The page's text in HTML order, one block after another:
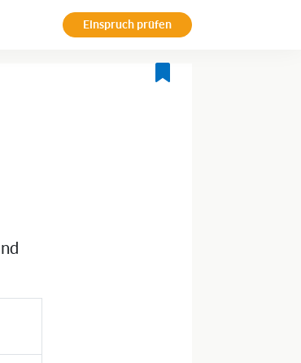
Einspruch prüfen